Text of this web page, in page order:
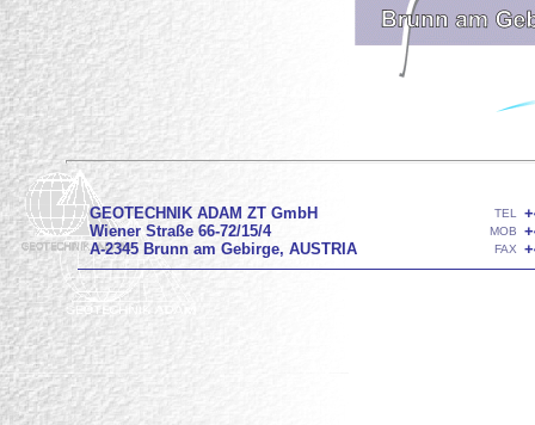
GEOTECHNIK ADAM ZT GmbH
Wiener Straße 66-72/15/4
A-2345 Brunn am Gebirge, AUSTRIA
TEL
MOB
FAX